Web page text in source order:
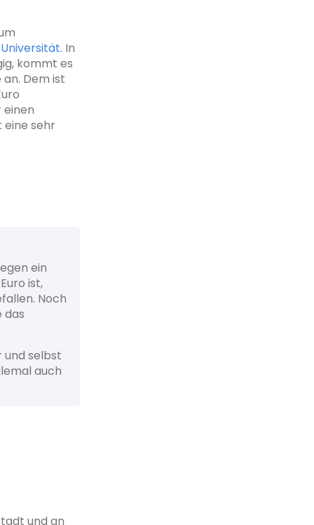
In
kommt es
Dem ist
einen
eine sehr
ein
ist,
Noch
das
und selbst
auch
und an